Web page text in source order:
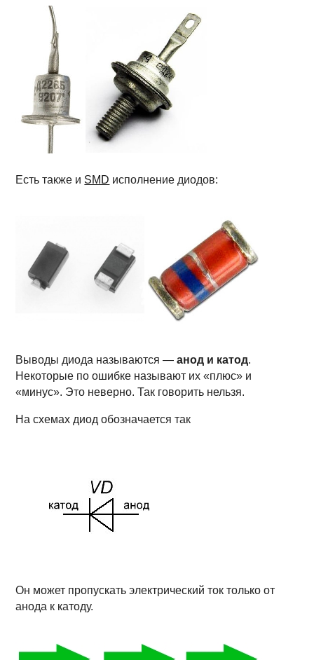
Есть также и SMD исполнение диодов:
Выводы диода называются — анод и катод.
Некоторые по ошибке называют их «плюс» и
«минус». Это неверно. Так говорить нельзя.
На схемах диод обозначается так
Он может пропускать электрический ток только от
анода к катоду.